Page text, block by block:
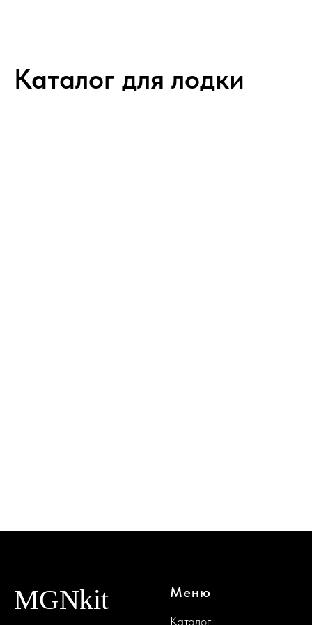
Каталог для лодки
MGNkit Меню
Каталог